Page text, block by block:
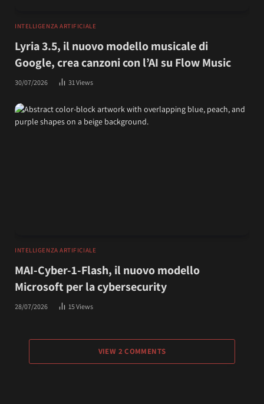
INTELLIGENZA ARTIFICIALE
Lyria 3.5, il nuovo modello musicale di
Google, crea canzoni con l’AI su Flow Music
30/07/2026 31Views
INTELLIGENZA ARTIFICIALE
MAI-Cyber-1-Flash, il nuovo modello
Microsoft per la cybersecurity
28/07/2026 15Views
VIEW 2 COMMENTS